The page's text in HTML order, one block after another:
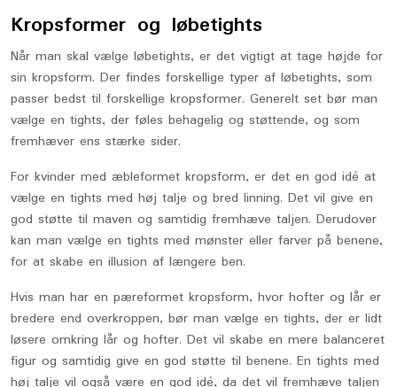
Kropsformer og løbetights
Når man skal vælge løbetights, er det vigtigt at tage højde for
sin kropsform. Der findes forskellige typer af løbetights, som
passer bedst til forskellige kropsformer. Generelt set bør man
vælge en tights, der føles behagelig og støttende, og som
fremhæver ens stærke sider.
For kvinder med æbleformet kropsform, er det en god idé at
vælge en tights med høj talje og bred linning. Det vil give en
god støtte til maven og samtidig fremhæve taljen. Derudover
kan man vælge en tights med mønster eller farver på benene,
for at skabe en illusion af længere ben.
Hvis man har en pæreformet kropsform, hvor hofter og lår er
bredere end overkroppen, bør man vælge en tights, der er lidt
løsere omkring lår og hofter. Det vil skabe en mere balanceret
figur og samtidig give en god støtte til benene. En tights med
høj talje vil også være en god idé, da det vil fremhæve taljen